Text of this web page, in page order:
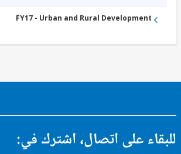
Waste
Management
FY17 - Urban and Rural Development
على اتصال، اشترك في: